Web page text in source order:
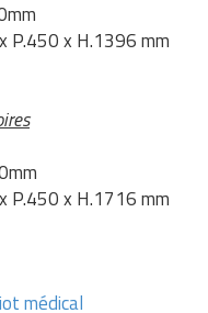
P.450 x H.1396 mm
P.450 x H.1716 mm
médical